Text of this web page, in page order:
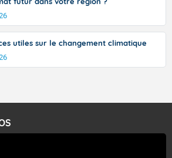
utiles sur le changement climatique